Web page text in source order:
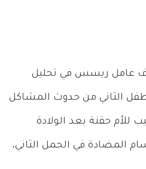
عامل ريسس في تحليل
الثاني من حدوث المشاكل
للأم حقنة بعد الولادة
المضادة في الحمل الثاني.